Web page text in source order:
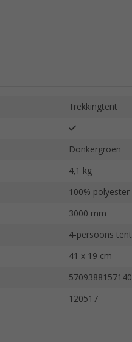
Trekkingtent
Donkergroen
4,1 kg
100% polyester
3000 mm
4-persoons tent
41 x 19 cm
5709388157140
120517